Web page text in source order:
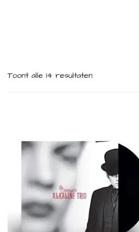
Toont alle 14 resultaten